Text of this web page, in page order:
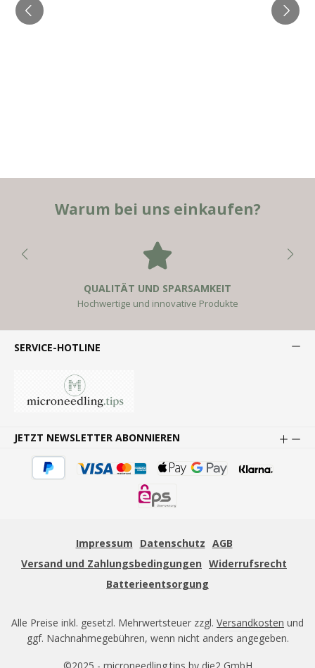
Warum bei uns einkaufen?
QUALITÄT UND SPARSAMKEIT
Hochwertige und innovative Produkte
SERVICE-HOTLINE
JETZT NEWSLETTER ABONNIEREN
Impressum Datenschutz AGB
Versand und Zahlungsbedingungen Widerrufsrecht
Batterieentsorgung
Alle Preise inkl. gesetzl. Mehrwertsteuer zzgl. Versandkosten und
ggf. Nachnahmegebühren, wenn nicht anders angegeben.